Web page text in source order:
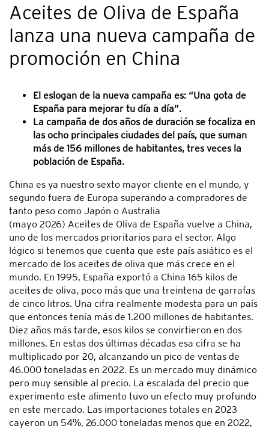
Aceites de Oliva de España
lanza una nueva campaña de
promoción en China
El eslogan de la nueva campaña es: “Una gota de
España para mejorar tu día a día”.
La campaña de dos años de duración se focaliza en
las ocho principales ciudades del país, que suman
más de 156 millones de habitantes, tres veces la
población de España.
China es ya nuestro sexto mayor cliente en el mundo, y
segundo fuera de Europa superando a compradores de
tanto peso como Japón o Australia
(mayo 2026) Aceites de Oliva de España vuelve a China,
uno de los mercados prioritarios para el sector. Algo
lógico si tenemos que cuenta que este país asiático es el
mercado de los aceites de oliva que más crece en el
mundo. En 1995, España exportó a China 165 kilos de
aceites de oliva, poco más que una treintena de garrafas
de cinco litros. Una cifra realmente modesta para un país
que entonces tenía más de 1.200 millones de habitantes.
Diez años más tarde, esos kilos se convirtieron en dos
millones. En estas dos últimas décadas esa cifra se ha
multiplicado por 20, alcanzando un pico de ventas de
46.000 toneladas en 2022. Es un mercado muy dinámico
pero muy sensible al precio. La escalada del precio que
experimento este alimento tuvo un efecto muy profundo
en este mercado. Las importaciones totales en 2023
cayeron un 54%, 26.000 toneladas menos que en 2022,